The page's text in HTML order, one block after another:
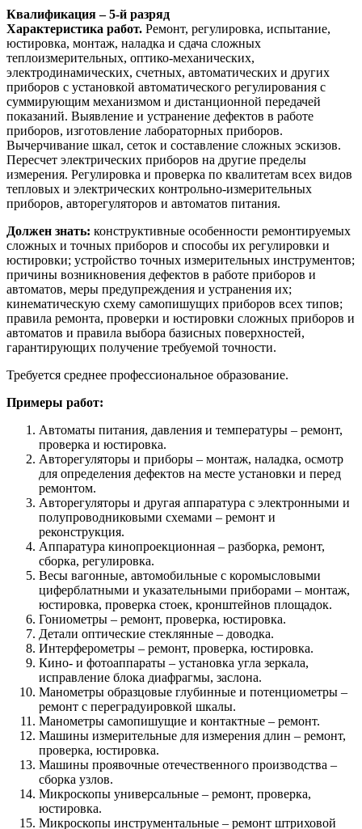
Квалификация – 5-й разряд
Характеристика работ. Ремонт, регулировка, испытание,
юстировка, монтаж, наладка и сдача сложных
теплоизмерительных, оптико-механических,
электродинамических, счетных, автоматических и других
приборов с установкой автоматического регулирования с
суммирующим механизмом и дистанционной передачей
показаний. Выявление и устранение дефектов в работе
приборов, изготовление лабораторных приборов.
Вычерчивание шкал, сеток и составление сложных эскизов.
Пересчет электрических приборов на другие пределы
измерения. Регулировка и проверка по квалитетам всех видов
тепловых и электрических контрольно-измерительных
приборов, авторегуляторов и автоматов питания.
Должен знать: конструктивные особенности ремонтируемых
сложных и точных приборов и способы их регулировки и
юстировки; устройство точных измерительных инструментов;
причины возникновения дефектов в работе приборов и
автоматов, меры предупреждения и устранения их;
кинематическую схему самопишущих приборов всех типов;
правила ремонта, проверки и юстировки сложных приборов и
автоматов и правила выбора базисных поверхностей,
гарантирующих получение требуемой точности.
Требуется среднее профессиональное образование.
Примеры работ:
Автоматы питания, давления и температуры – ремонт,
проверка и юстировка.
Авторегуляторы и приборы – монтаж, наладка, осмотр
для определения дефектов на месте установки и перед
ремонтом.
Авторегуляторы и другая аппаратура с электронными и
полупроводниковыми схемами – ремонт и
реконструкция.
Аппаратура кинопроекционная – разборка, ремонт,
сборка, регулировка.
Весы вагонные, автомобильные с коромысловыми
циферблатными и указательными приборами – монтаж,
юстировка, проверка стоек, кронштейнов площадок.
Гониометры – ремонт, проверка, юстировка.
Детали оптические стеклянные – доводка.
Интерферометры – ремонт, проверка, юстировка.
Кино- и фотоаппараты – установка угла зеркала,
исправление блока диафрагмы, заслона.
Манометры образцовые глубинные и потенциометры –
ремонт с переградуировкой шкалы.
Манометры самопишущие и контактные – ремонт.
Машины измерительные для измерения длин – ремонт,
проверка, юстировка.
Машины проявочные отечественного производства –
сборка узлов.
Микроскопы универсальные – ремонт, проверка,
юстировка.
Микроскопы инструментальные – ремонт штриховой